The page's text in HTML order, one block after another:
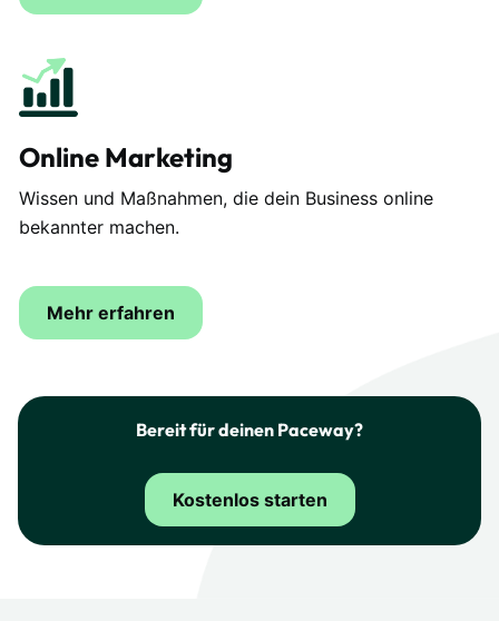
Online Marketing
Wissen und Maßnahmen, die dein Business online
bekannter machen.
Mehr erfahren
Bereit für deinen Paceway?
Kostenlos starten